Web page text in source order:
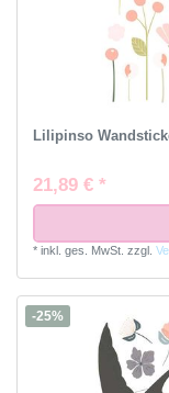
Lilipinso
21,89 € *
* inkl. ges. MwSt. zzgl.
-25%